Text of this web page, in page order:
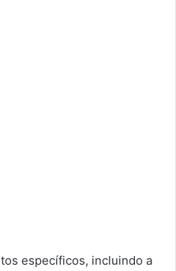
específicos, incluindo a